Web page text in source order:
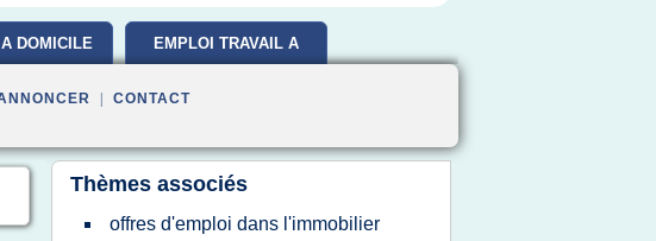
DOMICILE EMPLOI TRAVAIL A
CONTACT
Thèmes associés
offres d'emploi dans l'immobilier